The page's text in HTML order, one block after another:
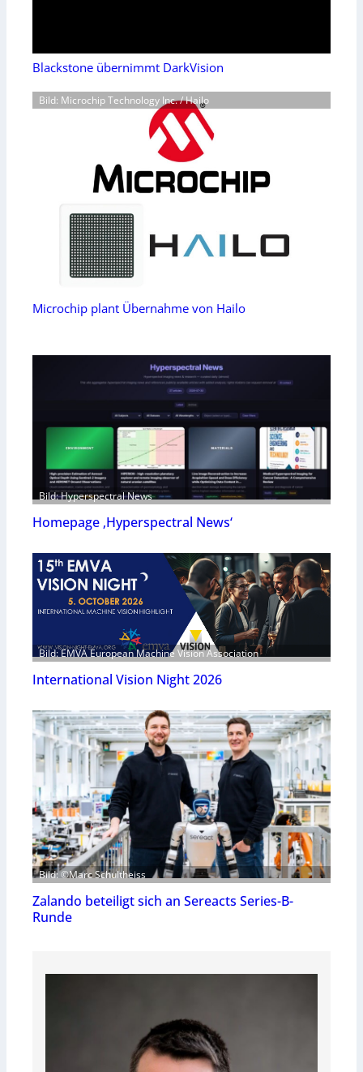
Blackstone übernimmt DarkVision
Bild: Microchip Technology Inc. / Hailo
Microchip plant Übernahme von Hailo
Bild: Hyperspectral News
Homepage ‚Hyperspectral News‘
Bild: EMVA European Machine Vision Association
International Vision Night 2026
Bild: ©Marc Schultheiss
Zalando beteiligt sich an Sereacts Series-B-
Runde